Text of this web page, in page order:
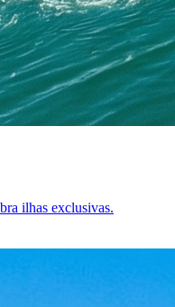
ilhas exclusivas.